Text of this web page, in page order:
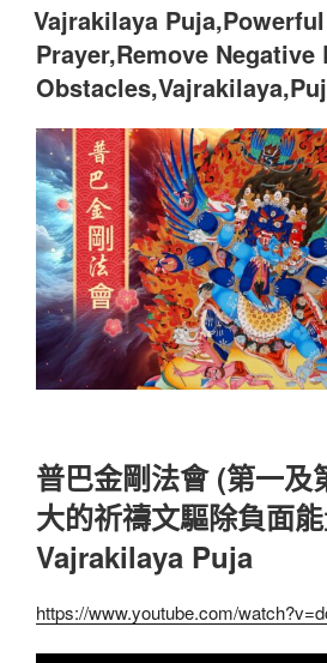
Vajrakilaya Puja,Powerful
Prayer,Remove Negative
普巴金剛法會 (第一及
大的祈禱文驅除負面
Vajrakilaya Puja
https://www.youtube.com/